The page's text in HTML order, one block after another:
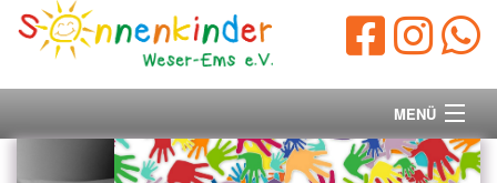
MENÜ
Startseite